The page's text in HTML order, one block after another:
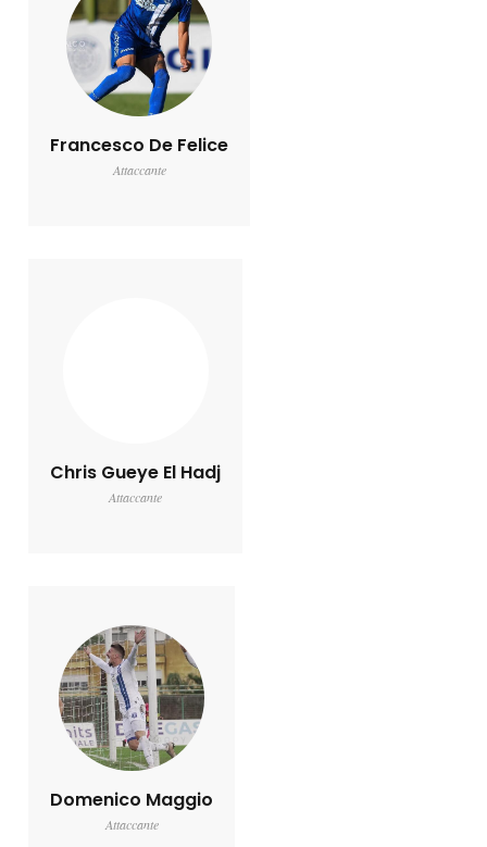
Francesco De Felice
Attaccante
Chris Gueye El Hadj
Attaccante
Domenico Maggio
Attaccante